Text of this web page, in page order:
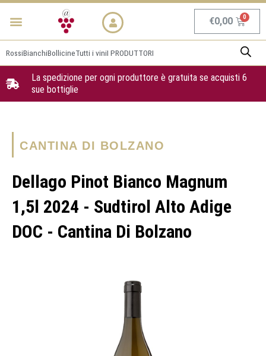
Vai
Menu €0,00
RossiBianchiBollicineTutti i viniI PRODUTTORI
La spedizione per ogni produttore è gratuita se acquisti 6
sue bottiglie
CANTINA DI BOLZANO
Dellago Pinot Bianco Magnum
1,5l 2024 - Sudtirol Alto Adige
DOC - Cantina Di Bolzano